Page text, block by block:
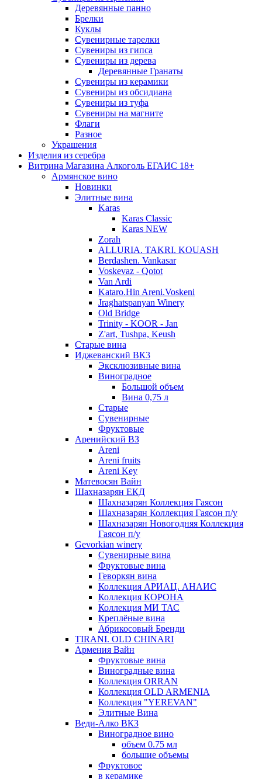
Деревянные панно
Брелки
Куклы
Сувенирные тарелки
Сувениры из гипса
Сувениры из дерева
Деревянные Гранаты
Сувениры из керамики
Сувениры из обсидиана
Сувениры из туфа
Сувениры на магните
Флаги
Разное
Украшения
Изделия из серебра
Витрина Магазина Алкоголь ЕГАИС 18+
Армянское вино
Новинки
Элитные вина
Karas
Karas Classic
Karas NEW
Zorah
ALLURIA. TAKRI. KOUASH
Berdashen. Vankasar
Voskevaz - Qotot
Van Ardi
Kataro.Hin Areni.Voskeni
Jraghatspanyan Winery
Old Bridge
Trinity - KOOR - Jan
Z'art, Tushpa, Keush
Старые вина
Иджеванский ВК3
Эксклюзивные вина
Виноградное
Большой объем
Вина 0,75 л
Старые
Сувенирные
Фруктовые
Аренийский ВЗ
Areni
Areni fruits
Areni Key
Матевосян Вайн
Шахназарян ЕКД
Шахназарян Коллекция Гаясон
Шахназарян Коллекция Гаясон п/у
Шахназарян Новогодняя Коллекция
Гаясон п/у
Gevorkian winery
Сувенирные вина
Фруктовые вина
Геворкян вина
Коллекция АРИАЦ. АНАИС
Коллекция КОРОНА
Коллекция МИ ТАС
Креплёные вина
Абрикосовый Бренди
TIRANI. OLD CHINARI
Армения Вайн
Фруктовые вина
Виноградные вина
Коллекция ORRAN
Коллекция OLD ARMENIA
Коллекция "YEREVAN"
Элитные Вина
Веди-Алко ВКЗ
Виноградное вино
объем 0.75 мл
большие объемы
Фруктовое
в керамике